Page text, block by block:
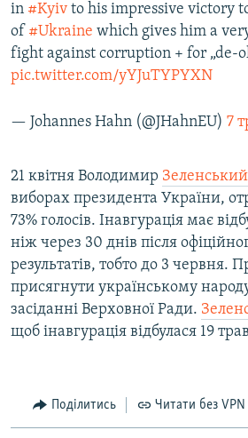
in #Kyiv to his impressive victory
of #Ukraine which gives him a
fight against corruption + for „de-
pic.twitter.com/yYJuTYPYXN
— Johannes Hahn (@JHahnEU) 7
21 квітня Володимир
виборах президента України,
73% голосів. Інавгурація має
ніж через 30 днів після
результатів, тобто до 3 червня.
присягнути українському
засіданні Верховної Ради.
щоб інавгурація відбулася 19
Поділитись Читати без VPN